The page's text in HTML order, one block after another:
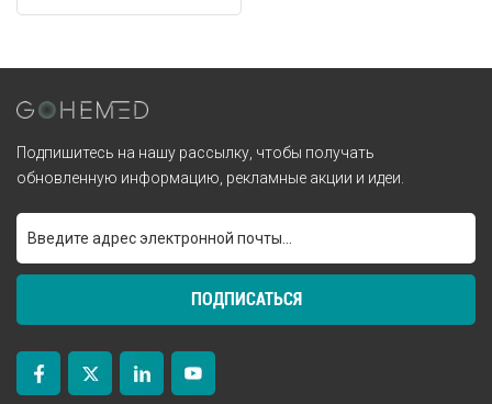
Подпишитесь на нашу рассылку, чтобы получать
обновленную информацию, рекламные акции и идеи.